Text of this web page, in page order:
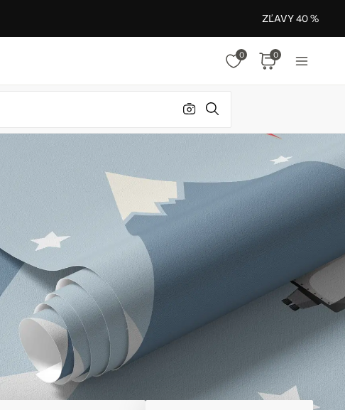
ZĽAVY 40 %
0 0